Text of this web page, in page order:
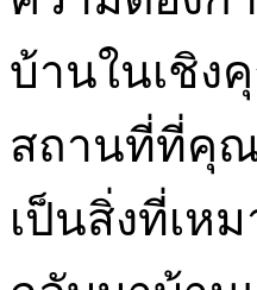
บ้านในเชิง
สถานที่ที่คุณ
เป็นสิ่งที่เห